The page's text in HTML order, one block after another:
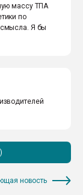
массу ТПА
по
смысла. Я бы
новость